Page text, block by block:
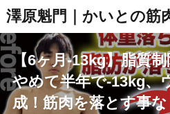
澤原魁門｜かいとの筋
【6ヶ月-13kg】脂質
やめて半年で-13kg、
成！筋肉を落とす事